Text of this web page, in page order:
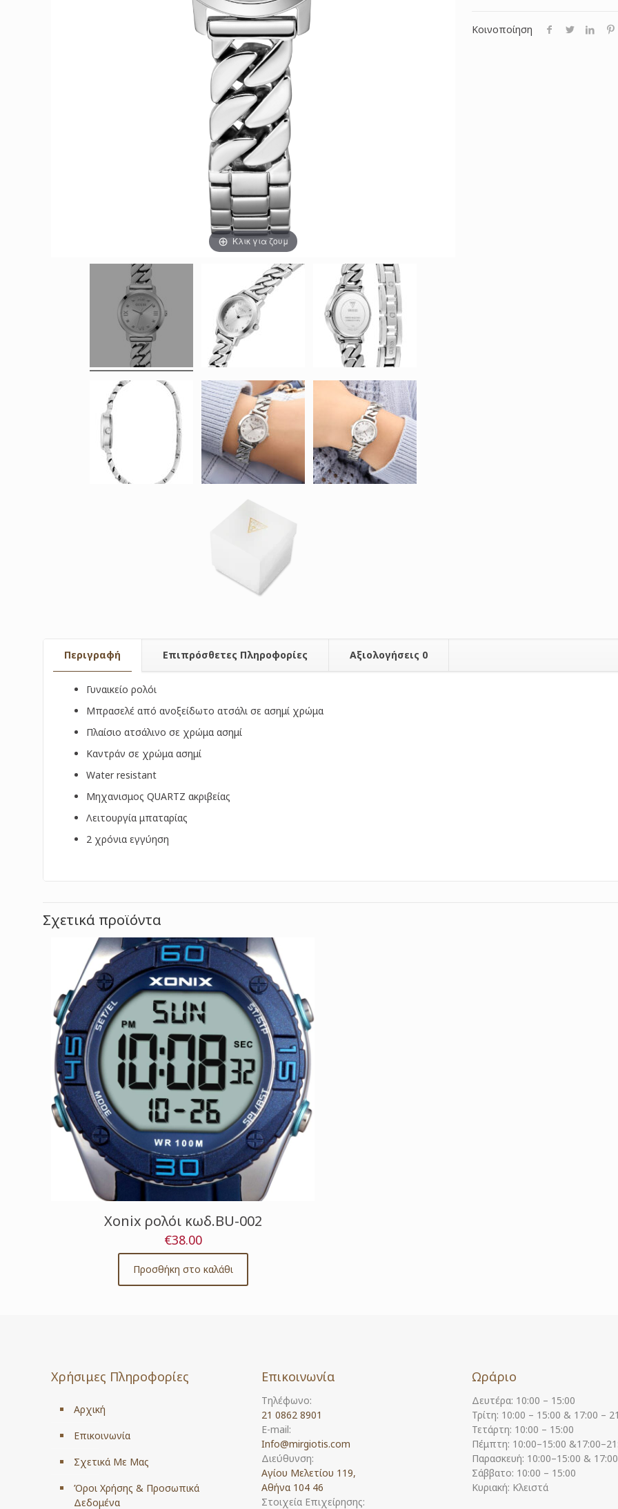
Κλικ για ζουμ
Κοινοποίηση
Περιγραφή Επιπρόσθετες Πληροφορίες Αξιολογήσεις 0
Γυναικείο ρολόι
Μπρασελέ από ανοξείδωτο ατσάλι σε ασημί χρώμα
Πλαίσιο ατσάλινο σε χρώμα ασημί
Καντράν σε χρώμα ασημί
Water resistant
Μηχανισμος QUARTZ ακριβείας
Λειτουργία μπαταρίας
2 χρόνια εγγύηση
Σχετικά προϊόντα
Xonix ρολόι κωδ.BU-002
€38.00
Προσθήκη στο καλάθι
Χρήσιμες Πληροφορίες
Αρχική
Επικοινωνία
Σχετικά Με Μας
Όροι Χρήσης & Προσωπικά
Δεδομένα
Επικοινωνία
Τηλέφωνο:
21 0862 8901
E-mail:
Info@mirgiotis.com
Διεύθυνση:
Αγίου Μελετίου 119,
Αθήνα 104 46
Στοιχεία Επιχείρησης:
Ωράριο
Δευτέρα: 10:00 – 15:00
Τρίτη: 10:00 – 15:00 & 17:00 –
Τετάρτη: 10:00 – 15:00
Πέμπτη: 10:00–15:00
Παρασκευή: 10:00–15:00 &
Σάββατο: 10:00 – 15:00
Κυριακή: Κλειστά